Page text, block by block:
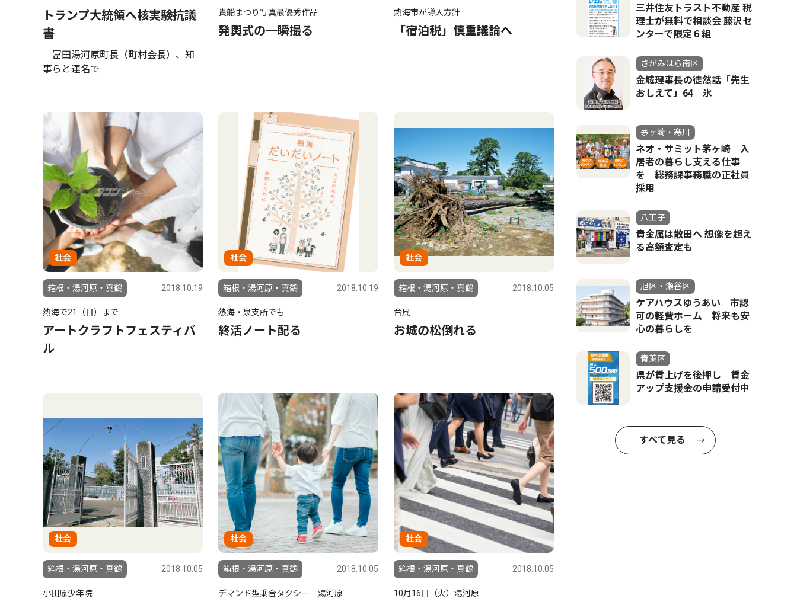
トランプ大統領へ核実験抗議
書
冨田湯河原町長（町村会長）、知
事らと連名で
貴船まつり写真最優秀作品
発輿式の一瞬撮る
熱海市が導入方針
「宿泊税」慎重議論へ
社会
箱根・湯河原・真鶴 2018.10.19
熱海で21（日）まで
アートクラフトフェスティバ
ル
社会
箱根・湯河原・真鶴 2018.10.19
熱海・泉支所でも
終活ノート配る
社会
箱根・湯河原・真鶴 2018.10.05
台風
お城の松倒れる
社会
箱根・湯河原・真鶴 2018.10.05
小田原少年院
社会
箱根・湯河原・真鶴 2018.10.05
デマンド型乗合タクシー 湯河原
社会
箱根・湯河原・真鶴 2018.10.05
10月16日（火）湯河原
三井住友トラスト不動産 税
理士が無料で相談会 藤沢セ
ンターで限定６組
さがみはら南区
金城理事長の徒然話「先生
おしえて」64 氷
茅ヶ崎・寒川
ネオ・サミット茅ヶ崎 入
居者の暮らし支える仕事
を 総務課事務職の正社員
採用
八王子
貴金属は散田へ 想像を超え
る高額査定も
旭区・瀬谷区
ケアハウスゆうあい 市認
可の軽費ホーム 将来も安
心の暮らしを
青葉区
県が賃上げを後押し 賃金
アップ支援金の申請受付中
すべて見る